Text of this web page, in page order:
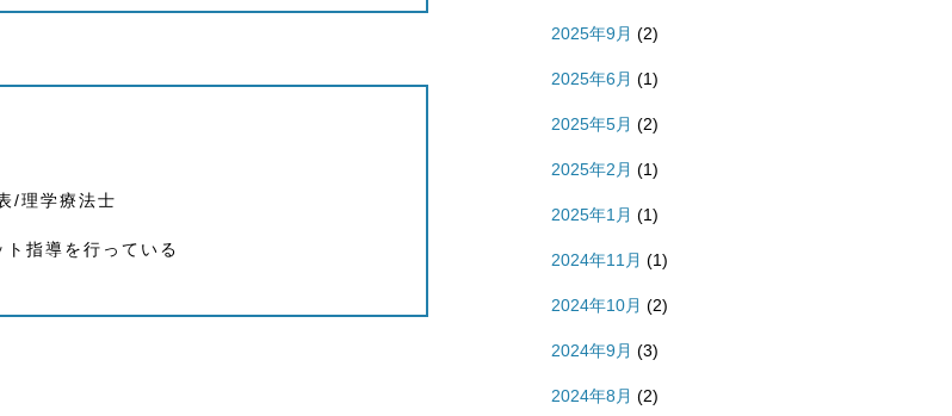
/理学療法士
指導を行っている
2025年9月 (2)
2025年6月 (1)
2025年5月 (2)
2025年2月 (1)
2025年1月 (1)
2024年11月 (1)
2024年10月 (2)
2024年9月 (3)
2024年8月 (2)